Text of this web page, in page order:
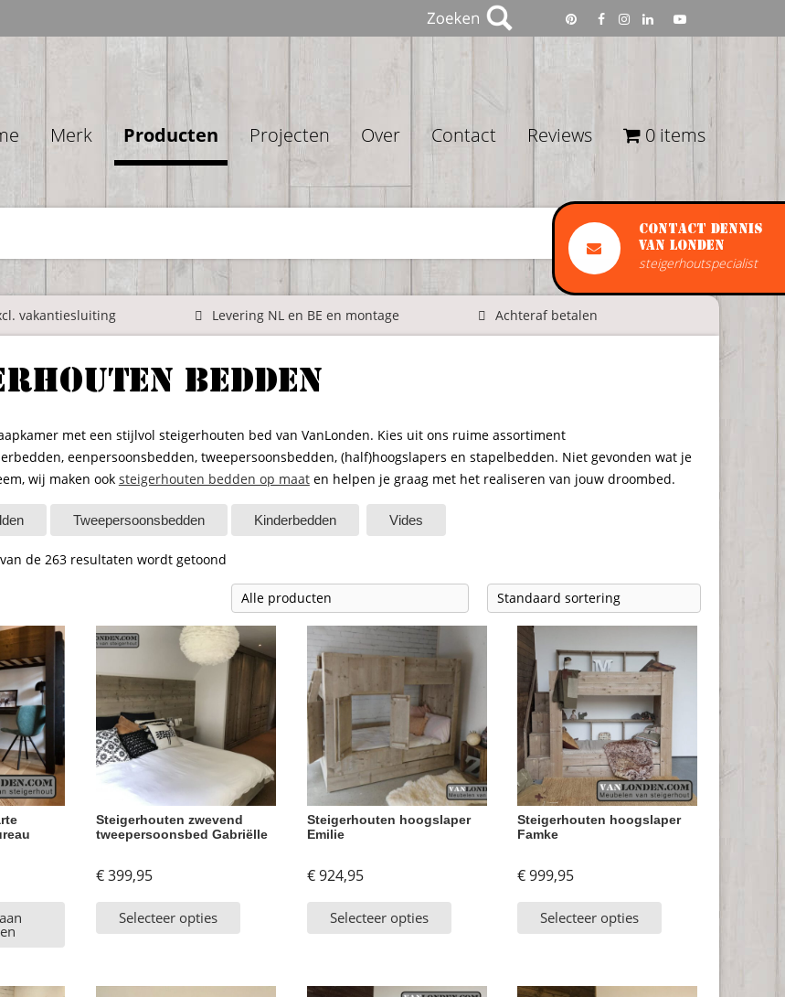
Contact Dennis
van Londen
steigerhoutspecialist
Merk Producten Projecten Over Contact Reviews 0 items
vakantiesluiting Levering NL en BE en montage Achteraf betalen
bedden
met een stijlvol steigerhouten bed van VanLonden. Kies uit ons ruime assortiment
eenpersoonsbedden, tweepersoonsbedden, (half)hoogslapers en stapelbedden. Niet gevonden wat je
wij maken ook steigerhouten bedden op maaten helpen je graag met het realiseren van jouw droombed.
Tweepersoonsbedden Kinderbedden Vides
de 263 resultaten wordt getoond
Steigerhouten zwevend
tweepersoonsbed Gabriëlle
€399,95
Selecteer opties
Steigerhouten hoogslaper
Emilie
€924,95
Selecteer opties
Steigerhouten hoogslaper
Famke
€999,95
Selecteer opties